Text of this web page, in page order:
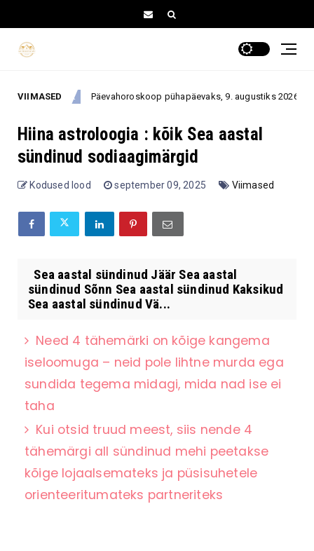
VIIMASED
august Päevahoroskoop pühapäevaks, 9. augustiks 2026: üks
Hiina astroloogia : kõik Sea aastal
sündinud sodiaagimärgid
Kodused lood september 09, 2025 Viimased
Sea aastal sündinud Jäär Sea aastal
sündinud Sõnn Sea aastal sündinud Kaksikud
Sea aastal sündinud Vä...
Need 4 tähemärki on kõige kangema
iseloomuga – neid pole lihtne murda ega
sundida tegema midagi, mida nad ise ei
taha
Kui otsid truud meest, siis nende 4
tähemärgi all sündinud mehi peetakse
kõige lojaalsemateks ja püsisuhetele
orienteeritumateks partneriteks